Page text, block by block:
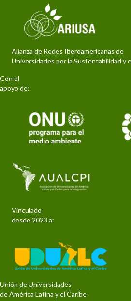
Alianza de Redes Iberoamericanas de
Universidades por la Sustentabilidad y
Con el
apoyo de:
Vinculado
desde 2023 a:
Unión de Universidades
de América Latina y el Caribe